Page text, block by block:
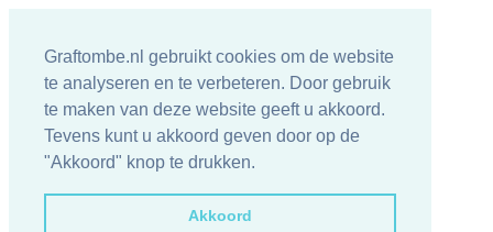
Graftombe.nl gebruikt cookies om de website
te analyseren en te verbeteren. Door gebruik
te maken van deze website geeft u akkoord.
Tevens kunt u akkoord geven door op de
"Akkoord" knop te drukken.
Akkoord